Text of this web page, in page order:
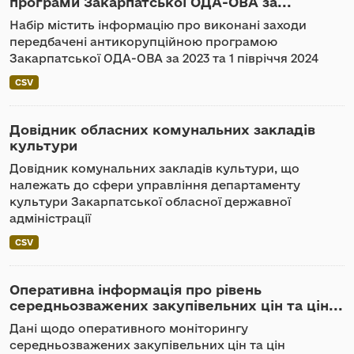
Набір містить інформацію про виконані заходи
передбачені антикорупційною програмою
Закарпатської ОДА-ОВА за 2023 та 1 півріччя 2024
CSV
Довідник обласних комунальних закладів
культури
Довідник комунальних закладів культури, що
належать до сфери управління департаменту
культури Закарпатської обласної державної
адміністрації
CSV
Оперативна інформація про рівень
середньозважених закупівельних цін та цін...
Дані щодо оперативного моніторингу
середньозважених закупівельних цін та цін